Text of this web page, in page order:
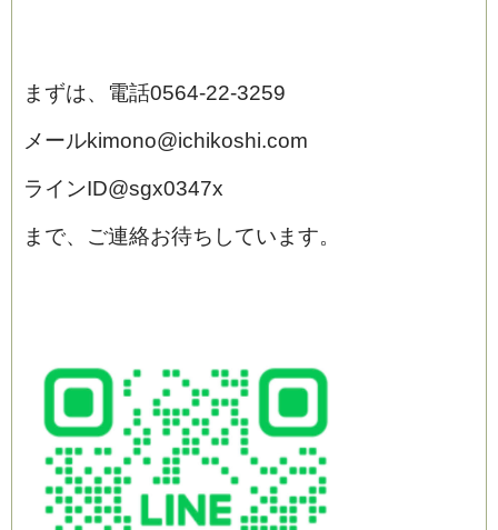
まずは、電話0564‐22‐3259
メールkimono@ichikoshi.com
ラインID@sgx0347x
まで、ご連絡お待ちしています。